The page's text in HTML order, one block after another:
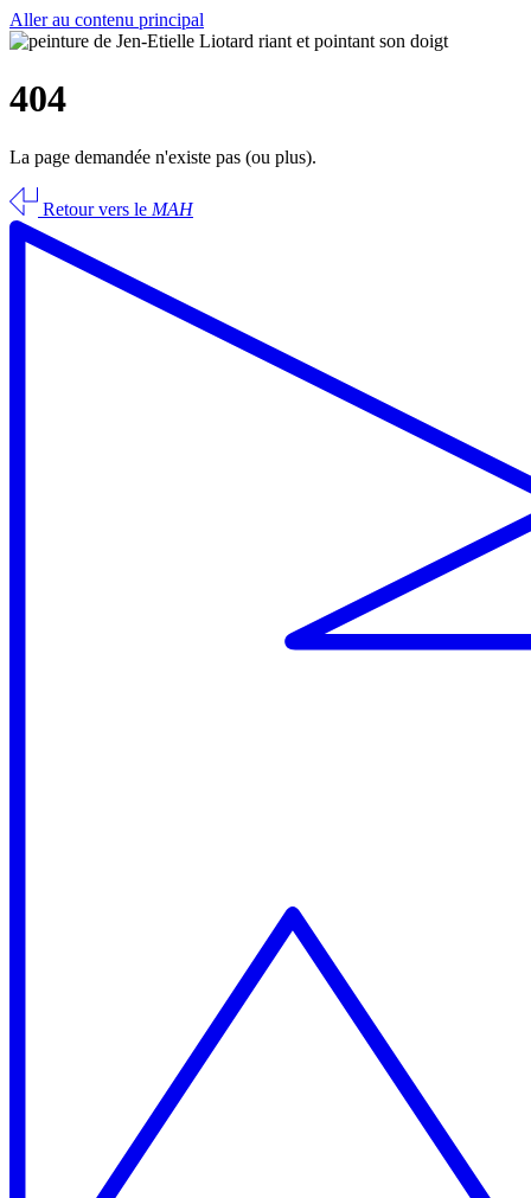
Aller au contenu principal
404
La page demandée n'existe pas (ou plus).
Retour vers le MAH